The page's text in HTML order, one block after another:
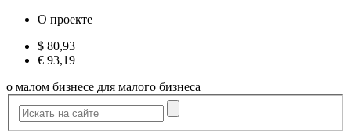
О проекте
$ 80,93
€ 93,19
о малом бизнесе для малого бизнеса